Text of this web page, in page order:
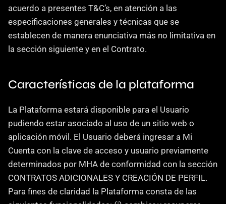
acuerdo a presentes T&C’s, en atención a las
especificaciones generales y técnicas que se
establecen de manera enunciativa más no limitativa en
la sección siguiente y en el Contrato.
Características de la plataforma
La Plataforma estará disponible para el Usuario
pudiendo estar asociado al uso de un sitio web o
aplicación móvil. El Usuario deberá ingresar a Mi
Cuenta con la clave de acceso y usuario previamente
determinados por MHA de conformidad con la sección
CONTRATOS ADICIONALES Y CREACIÓN DE PERFIL.
Para fines de claridad la Plataforma consta de las